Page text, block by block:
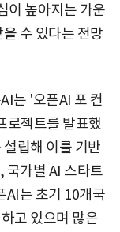
이 높아지는 가운
수 있다는 전망
는 '오픈AI 포 컨
젝트를 발표했
립해 이를 기반
국가별 AI 스타트
AI는 초기 10개국
고 있으며 많은